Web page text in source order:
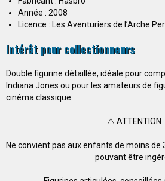
Année : 2008
Licence : Les Aventuriers de l’Arche
Intérêt pour collectionneurs
Double figurine détaillée, idéale pour
Indiana Jones ou pour les amateurs de
cinéma classique.
⚠️ ATTENTION
Ne convient pas aux enfants de moins
pouvant être